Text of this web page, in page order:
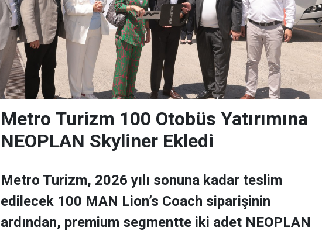
Metro Turizm 100 Otobüs Yatırımına
NEOPLAN Skyliner Ekledi
Metro Turizm, 2026 yılı sonuna kadar teslim
edilecek 100 MAN Lion’s Coach siparişinin
ardından, premium segmentte iki adet NEOPLAN